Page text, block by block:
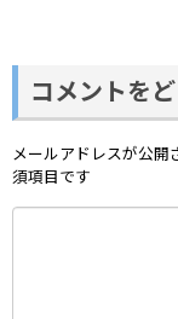
コメントを
メールアドレスが公開
須項目です